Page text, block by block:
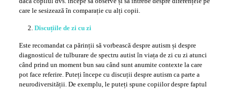
care le sesizează în comparație cu alți copii.
Discuțiile de zi cu zi
Este recomandat ca părinții să vorbească despre autism și despre
diagnosticul de tulburare de spectru autist în viața de zi cu zi atunci
când prind un moment bun sau când sunt anumite contexte la care
pot face referire. Puteți începe cu discuții despre autism ca parte a
neurodiversității. De exemplu, le puteți spune copiilor despre faptul